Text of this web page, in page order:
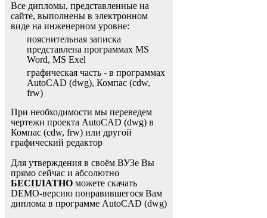
Все дипломы, представленные на
сайте, выполнены в электронном
виде на инженерном уровне:
пояснительная записка
представлена программах MS
Word, MS Exel
графическая часть - в программах
AutoCAD (dwg), Компас (cdw,
frw)
При необходимости мы переведем
чертежи проекта AutoCAD (dwg) в
Компас (cdw, frw) или другой
графический редактор
Для утверждения в своём ВУЗе Вы
прямо сейчас и абсолютно
БЕСПЛАТНО можете скачать
DEMO-версию понравившегося Вам
диплома в программе AutoCAD (dwg)